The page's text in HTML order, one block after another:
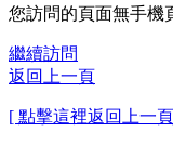
您訪問的頁面無手機
繼續訪問
返回上一頁
[ 點擊這裡返回上一